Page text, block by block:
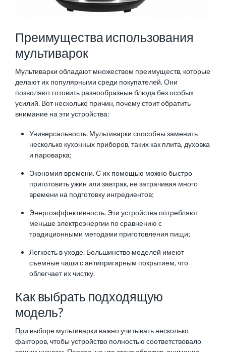
Преимущества использования
мультиварок
Мультиварки обладают множеством преимуществ, которые
делают их популярными среди покупателей. Они
позволяют готовить разнообразные блюда без особых
усилий. Вот несколько причин, почему стоит обратить
внимание на эти устройства:
Универсальность. Мультиварки способны заменить
несколько кухонных приборов, таких как плита, духовка
и пароварка;
Экономия времени. С их помощью можно быстро
приготовить ужин или завтрак, не затрачивая много
времени на подготовку ингредиентов;
Энергоэффективность. Эти устройства потребляют
меньше электроэнергии по сравнению с
традиционными методами приготовления пищи;
Легкость в уходе. Большинство моделей имеют
съемные чаши с антипригарным покрытием, что
облегчает их чистку.
Как выбрать подходящую
модель?
При выборе мультиварки важно учитывать несколько
факторов, чтобы устройство полностью соответствовало